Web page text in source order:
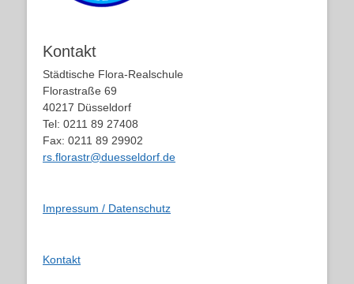
Kontakt
Städtische Flora-Realschule
Florastraße 69
40217 Düsseldorf
Tel: 0211 89 27408
Fax: 0211 89 29902
rs.florastr@duesseldorf.de
Impressum / Datenschutz
Kontakt